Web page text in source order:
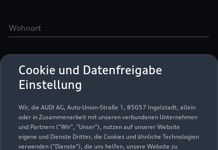
Cookie und Datenfreigabe
Einstellung
Wir, die AUDI AG, Auto-Union-Straße 1, 85057 Ingolstadt, allein
oder in Zusammenarbeit mit unseren verbundenen Unternehmen
und Partnern ("Wir", "Unser"), nutzen auf unserer Website
eigene und Dienste Dritter, die Cookies und ähnliche Technologien
verwenden ("Dienste"), die uns helfen, unsere Website zu